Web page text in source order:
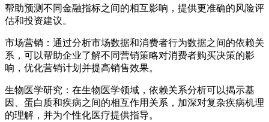
帮助预测不同金融指标之间的相互影响，提供更准确的风险评
估和投资建议。
市场营销：通过分析市场数据和消费者行为数据之间的依赖关
系，可以帮助企业了解不同营销策略对消费者购买决策的影
响，优化营销计划并提高销售效果。
生物医学研究：在生物医学领域，依赖关系分析可以揭示基
因、蛋白质和疾病之间的相互作用关系，加深对复杂疾病机理
的理解，并为个性化医疗提供指导。